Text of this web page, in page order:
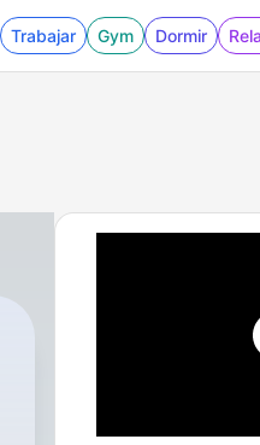
Trabajar Gym Dormir